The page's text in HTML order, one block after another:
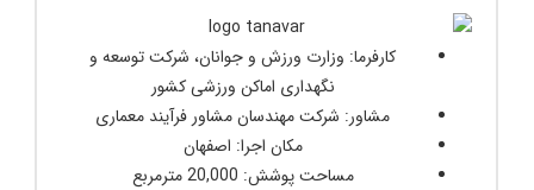
کارفرما: وزارت ورزش و جوانان، شرکت توسعه و
نگهداری اماکن ورزشی کشور
مشاور: شرکت مهندسان مشاور فرآیند معماری
مکان اجرا: اصفهان
مساحت پوشش: 20,000 مترمربع